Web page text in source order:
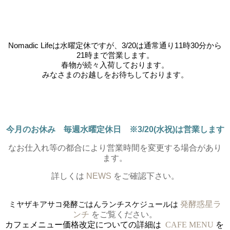
Nomadic Lifeは水曜定休ですが、3/20は通常通り11時30分から
21時まで営業します。
春物が続々入荷しております。
みなさまのお越しをお待ちしております。
今月のお休み 毎週水曜定休日 ※3/20(水祝)は営業します
なお仕入れ等の都合により営業時間を変更する場合があり
ます。
詳しくは NEWS をご確認下さい。
ミヤザキアサコ発酵ごはんランチスケジュールは 発酵惑星ラ
ンチ をご覧ください。
カフェメニュー価格改定についての詳細は CAFE MENU を